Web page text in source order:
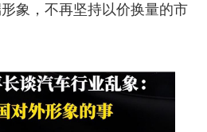
象，不再坚持以价换量的市